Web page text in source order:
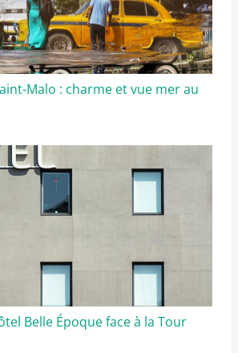
Malo : charme et vue mer au
Belle Époque face à la Tour